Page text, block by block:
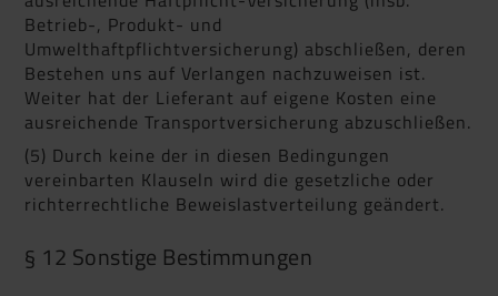
Betrieb-, Produkt- und
Umwelthaftpflichtversicherung) abschließen, deren
Bestehen uns auf Verlangen nachzuweisen ist.
Weiter hat der Lieferant auf eigene Kosten eine
ausreichende Transportversicherung abzuschließen.
(5) Durch keine der in diesen Bedingungen
vereinbarten Klauseln wird die gesetzliche oder
richterrechtliche Beweislastverteilung geändert.
§ 12 Sonstige Bestimmungen